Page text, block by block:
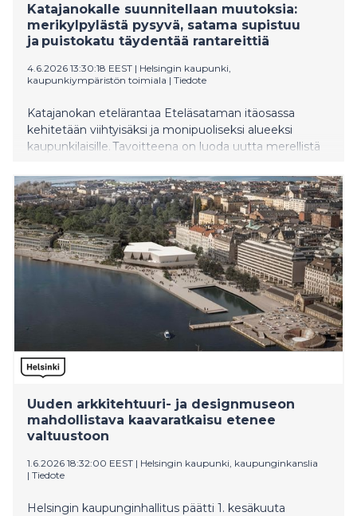
Katajanokalle suunnitellaan muutoksia:
merikylpylästä pysyvä, satama supistuu
ja puistokatu täydentää rantareittiä
4.6.2026 13:30:18 EEST | Helsingin kaupunki,
kaupunkiympäristön toimiala | Tiedote
Katajanokan etelärantaa Eteläsataman itäosassa
kehitetään viihtyisäksi ja monipuoliseksi alueeksi
kaupunkilaisille. Tavoitteena on luoda uutta merellistä
ranta-alueen tiiviimmin osaksi käveltävää keskustaa.
Uuden arkkitehtuuri- ja designmuseon
mahdollistava kaavaratkaisu etenee
valtuustoon
1.6.2026 18:32:00 EEST | Helsingin kaupunki, kaupunginkanslia
| Tiedote
Helsingin kaupunginhallitus päätti 1. kesäkuuta